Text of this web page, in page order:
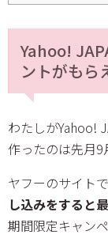
Yahoo!
ントがもら
わたしがYahoo!
作ったのは先月9
ヤフーのサイト
し込みをすると
期間限定キャン